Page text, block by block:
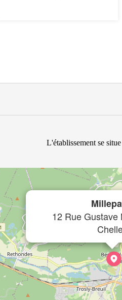
L'établissement se
12 Rue Gustave